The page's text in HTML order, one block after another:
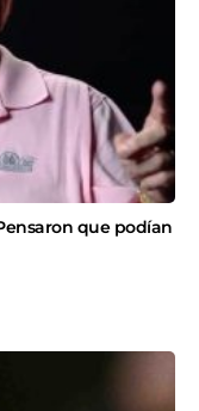
que podían